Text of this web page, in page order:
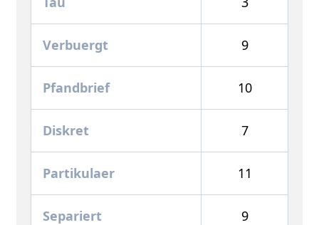
Verbuergt 9
Pfandbrief 10
Diskret 7
Partikulaer 11
Separiert 9